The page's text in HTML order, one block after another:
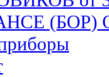
(БОР)